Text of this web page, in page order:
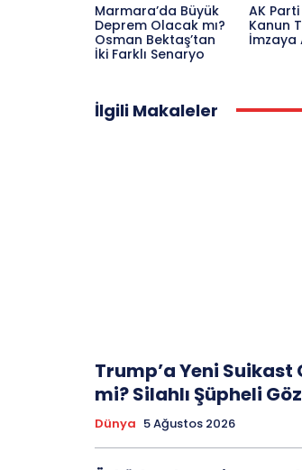
Marmara’da Büyük
Deprem Olacak mı?
Osman Bektaş’tan
İki Farklı Senaryo
AK
Kanun
İmzaya
İlgili Makaleler
Trump’a Yeni Suikast
mi? Silahlı Şüpheli
Dünya 5 Ağustos 2026